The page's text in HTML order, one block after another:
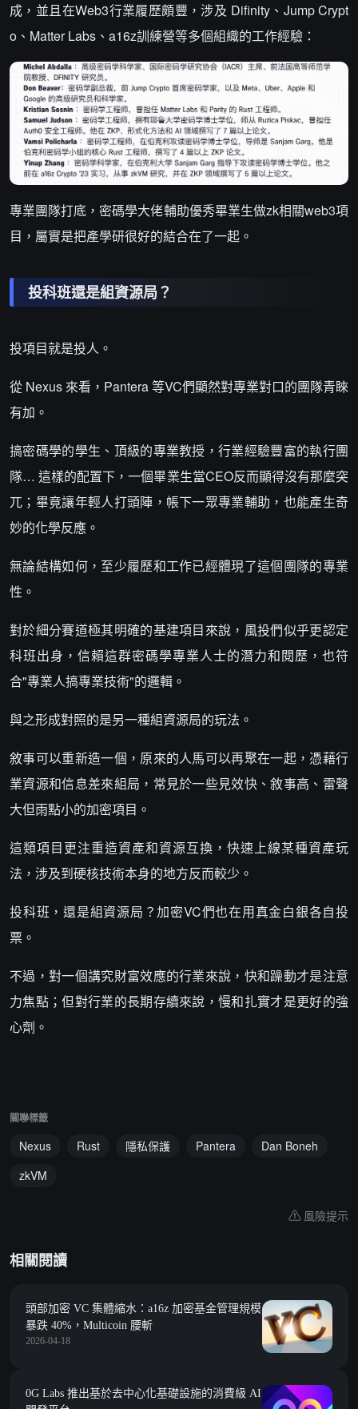
成，並且在Web3行業履歷頗豐，涉及 Difinity、Jump Crypt
o、Matter Labs、a16z訓練營等多個組織的工作經驗：
專業團隊打底，密碼學大佬輔助優秀畢業生做zk相關web3項
目，屬實是把產學研很好的結合在了一起。
投科班還是組資源局？
投項目就是投人。
從 Nexus 來看，Pantera 等VC們顯然對專業對口的團隊青睞
有加。
搞密碼學的學生、頂級的專業教授，行業經驗豐富的執行團
隊… 這樣的配置下，一個畢業生當CEO反而顯得沒有那麼突
兀；畢竟讓年輕人打頭陣，帳下一眾專業輔助，也能產生奇
妙的化學反應。
無論結構如何，至少履歷和工作已經體現了這個團隊的專業
性。
對於細分賽道極其明確的基建項目來說，風投們似乎更認定
科班出身，信賴這群密碼學專業人士的潛力和閱歷，也符
合"專業人搞專業技術"的邏輯。
與之形成對照的是另一種組資源局的玩法。
敘事可以重新造一個，原來的人馬可以再聚在一起，憑藉行
業資源和信息差來組局，常見於一些見效快、敘事高、雷聲
大但雨點小的加密項目。
這類項目更注重造資產和資源互換，快速上線某種資產玩
法，涉及到硬核技術本身的地方反而較少。
投科班，還是組資源局？加密VC們也在用真金白銀各自投
票。
不過，對一個講究財富效應的行業來說，快和躁動才是注意
力焦點；但對行業的長期存續來說，慢和扎實才是更好的強
心劑。
關聯標籤
Nexus Rust 隱私保護 Pantera
Dan Boneh
zkVM
風險提示
相關閱讀
頭部加密 VC 集體縮水：a16z 加密基金管理規模
暴跌 40%，Multicoin 腰斬
2026-04-18
0G Labs 推出基於去中心化基礎設施的消費級 AI